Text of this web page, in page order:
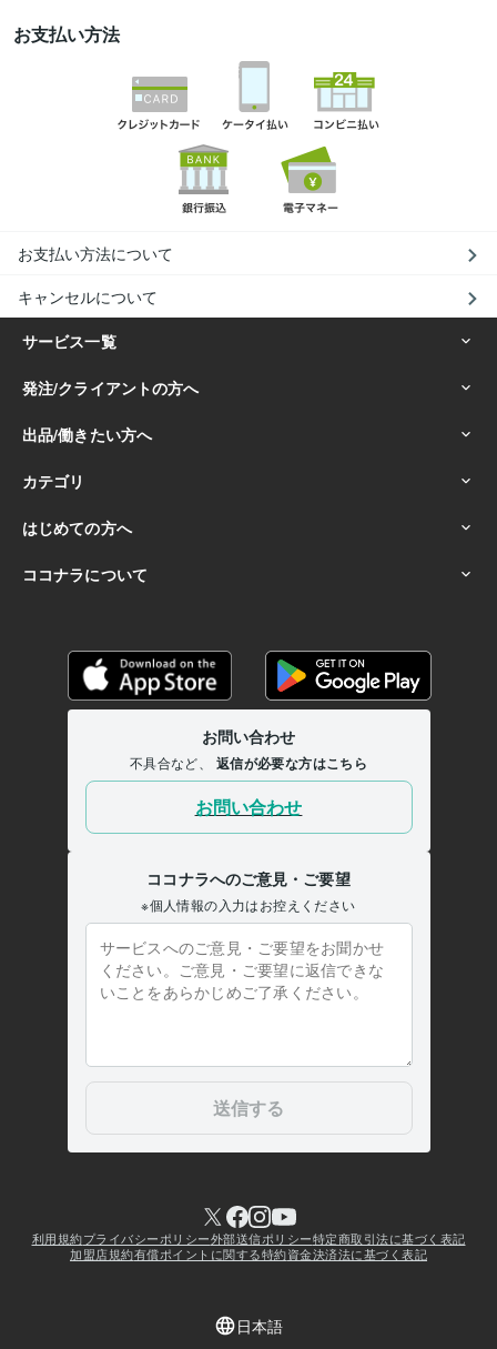
お支払い方法
お支払い方法について
キャンセルについて